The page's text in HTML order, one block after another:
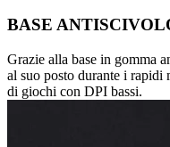
BASE
Grazie alla base in gomma
al suo posto durante i rapidi
di giochi con DPI bassi.